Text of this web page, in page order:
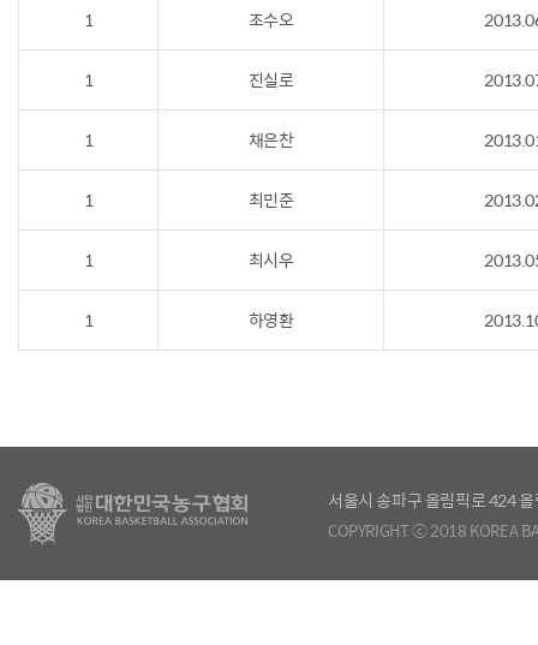
1 조수오
1 진실로
1 채은찬
1 최민준
1 최시우
1 하영환
서울시 송파구 올림픽로 424
COPYRIGHT ⓒ 2018 KOREA